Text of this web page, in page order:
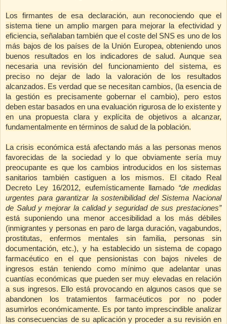
Los firmantes de esa declaración, aun reconociendo que el
sistema tiene un amplio margen para mejorar la efectividad y
eficiencia, señalaban también que el coste del SNS es uno de los
más bajos de los países de la Unión Europea, obteniendo unos
buenos resultados en los indicadores de salud. Aunque sea
necesaria una revisión del funcionamiento del sistema, es
preciso no dejar de lado la valoración de los resultados
alcanzados. Es verdad que se necesitan cambios, (la esencia de
la gestión es precisamente gobernar el cambio), pero estos
deben estar basados en una evaluación rigurosa de lo existente y
en una propuesta clara y explícita de objetivos a alcanzar,
fundamentalmente en términos de salud de la población.
La crisis económica está afectando más a las personas menos
favorecidas de la sociedad y lo que obviamente sería muy
preocupante es que los cambios introducidos en los sistemas
sanitarios también castiguen a los mismos. El citado Real
Decreto Ley 16/2012, eufemísticamente llamado “de medidas
urgentes para garantizar la sostenibilidad del Sistema Nacional
de Salud y mejorar la calidad y seguridad de sus prestaciones”
está suponiendo una menor accesibilidad a los más débiles
(inmigrantes y personas en paro de larga duración, vagabundos,
prostitutas, enfermos mentales sin familia, personas sin
documentación, etc.), y ha establecido un sistema de copago
farmacéutico en el que pensionistas con bajos niveles de
ingresos están teniendo como mínimo que adelantar unas
cuantías económicas que pueden ser muy elevadas en relación
a sus ingresos. Ello está provocando en algunos casos que se
abandonen los tratamientos farmacéuticos por no poder
asumirlos económicamente. Es por tanto imprescindible analizar
las consecuencias de su aplicación y proceder a su revisión en